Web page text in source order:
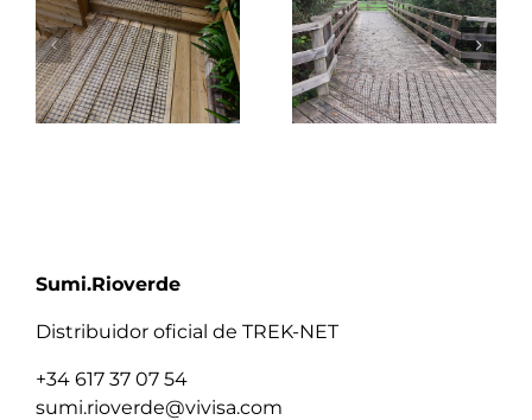
Sumi.Rioverde
Distribuidor oficial de TREK-NET
+34 617 37 07 54
sumi.rioverde@vivisa.com